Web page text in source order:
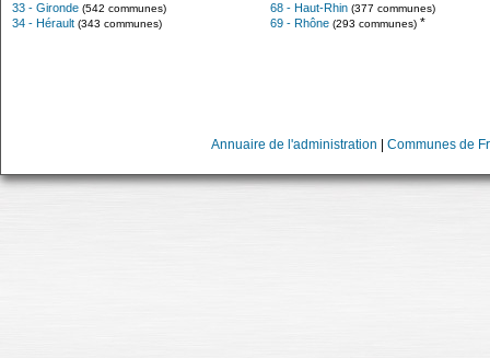
33 - Gironde (542 communes)
34 - Hérault (343 communes)
68 - Haut-Rhin (377 communes)
69 - Rhône (293 communes) *
Annuaire de l'administration Communes de